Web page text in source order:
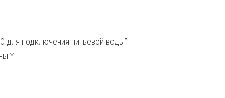
для подключения питьевой воды”
*